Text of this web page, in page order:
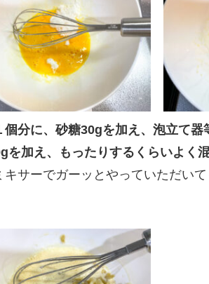
個分に、砂糖30gを加え、泡立て器
を加え、もったりするくらいよく混
キサーでガーッとやっていただい